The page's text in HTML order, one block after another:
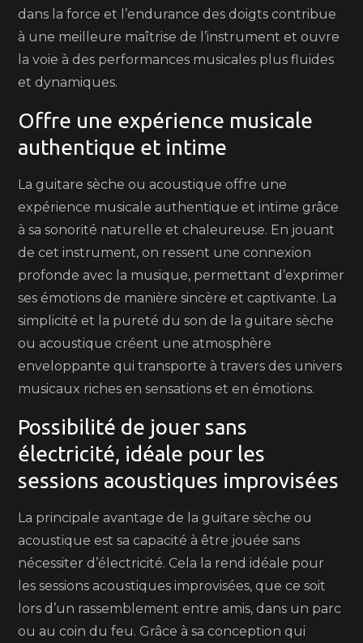
dans la force et l’endurance des doigts contribue
à une meilleure maîtrise de l’instrument et ouvre
la voie à des performances musicales plus fluides
et dynamiques.
Offre une expérience musicale
authentique et intime
La guitare sèche ou acoustique offre une
expérience musicale authentique et intime grâce
à sa sonorité naturelle et chaleureuse. En jouant
de cet instrument, on ressent une connexion
profonde avec la musique, permettant d’exprimer
ses émotions de manière sincère et captivante. La
simplicité et la pureté du son de la guitare sèche
ou acoustique créent une atmosphère
enveloppante qui transporte à travers des univers
musicaux riches en sensations et en émotions.
Possibilité de jouer sans
électricité, idéale pour les
sessions acoustiques improvisées
La principale avantage de la guitare sèche ou
acoustique est sa capacité à être jouée sans
nécessiter d’électricité. Cela la rend idéale pour
les sessions acoustiques improvisées, que ce soit
lors d’un rassemblement entre amis, dans un parc
ou au coin du feu. Grâce à sa conception qui